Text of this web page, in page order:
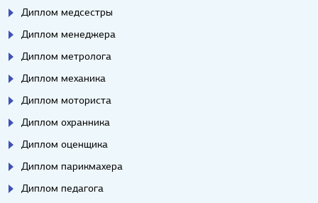
Диплом медсестры
Диплом менеджера
Диплом метролога
Диплом механика
Диплом моториста
Диплом охранника
Диплом оценщика
Диплом парикмахера
Диплом педагога